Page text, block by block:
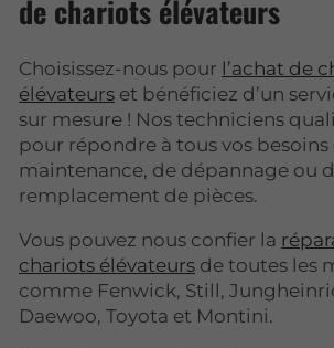
de chariots élévateurs
Choisissez-nous pour l’achat de
élévateurs et bénéficiez d’un
sur mesure ! Nos techniciens
pour répondre à tous vos
maintenance, de dépannage ou
remplacement de pièces.
Vous pouvez nous confier la
chariots élévateurs de toutes les
comme Fenwick, Still,
Daewoo, Toyota et Montini.